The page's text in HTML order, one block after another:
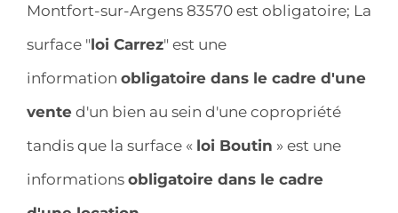
Montfort-sur-Argens 83570 est obligatoire; La
surface "loi Carrez" est une
information obligatoire dans le cadre d'une
vente d'un bien au sein d'une copropriété
tandis que la surface « loi Boutin » est une
informations obligatoire dans le cadre